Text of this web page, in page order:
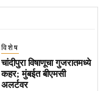
विशेष
चांदीपुरा विषाणूचा गुजरातमध्ये
कहर; मुंबईत बीएमसी
अलर्टवर